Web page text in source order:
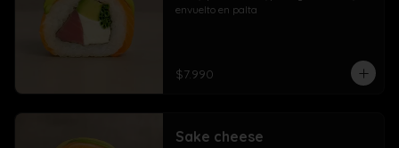
envuelto en palta
$7.990
Sake cheese